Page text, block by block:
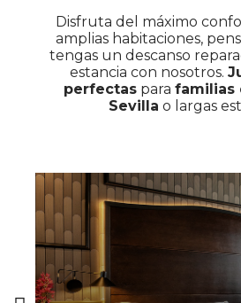
Disfruta del máximo
amplias habitaciones,
tengas un descanso
estancia con nosotros.
perfectas para familias
Sevilla o largas